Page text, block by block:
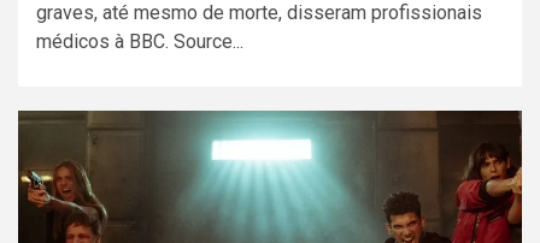
graves, até mesmo de morte, disseram profissionais
médicos à BBC. Source...